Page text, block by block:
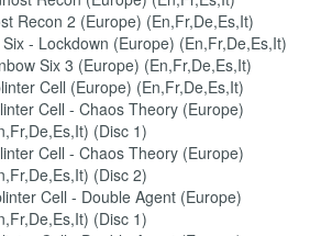
Recon 2 (Europe) (En,Fr,De,Es,It)
- Lockdown (Europe) (En,Fr,De,Es,It)
Six 3 (Europe) (En,Fr,De,Es,It)
Cell (Europe) (En,Fr,De,Es,It)
Cell - Chaos Theory (Europe)
(Disc 1)
Cell - Chaos Theory (Europe)
(Disc 2)
Cell - Double Agent (Europe)
(Disc 1)